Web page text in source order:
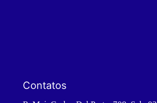
Contatos